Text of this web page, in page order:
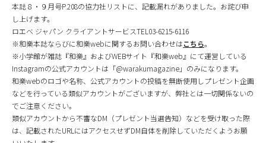
本誌８・９月号P.208の協力社リストに、記載漏れがありました。お詫び申
し上げます。
ロエベ ジャパン クライアントサービスTEL03-6215-6116
※和樂本誌ならびに和樂webに関するお問い合わせはこちら。
※小学館が雑誌『和樂』およびWEBサイト『和樂web』にて運営している
Instagramの公式アカウントは「@warakumagazine」のみになります。
和樂webのロゴや名称、公式アカウントの投稿を無断使用しプレゼント企画
などを行っている類似アカウントがございますが、弊社とは一切関係ないの
でご注意ください。
類似アカウントから不審なDM（プレゼント当選告知）などを受け取った際
は、記載されたURLにはアクセスせずDM自体を削除していただくようお願